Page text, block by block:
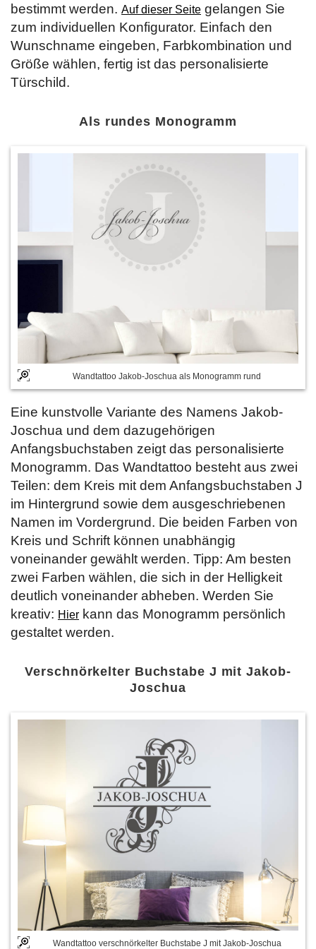
bestimmt werden. Auf dieser Seite gelangen Sie
zum individuellen Konfigurator. Einfach den
Wunschname eingeben, Farbkombination und
Größe wählen, fertig ist das personalisierte
Türschild.
Als rundes Monogramm
Wandtattoo Jakob-Joschua als Monogramm rund
Eine kunstvolle Variante des Namens Jakob-
Joschua und dem dazugehörigen
Anfangsbuchstaben zeigt das personalisierte
Monogramm. Das Wandtattoo besteht aus zwei
Teilen: dem Kreis mit dem Anfangsbuchstaben J
im Hintergrund sowie dem ausgeschriebenen
Namen im Vordergrund. Die beiden Farben von
Kreis und Schrift können unabhängig
voneinander gewählt werden. Tipp: Am besten
zwei Farben wählen, die sich in der Helligkeit
deutlich voneinander abheben. Werden Sie
kreativ: Hier kann das Monogramm persönlich
gestaltet werden.
Verschnörkelter Buchstabe J mit Jakob-
Joschua
Wandtattoo verschnörkelter Buchstabe J mit Jakob-Joschua